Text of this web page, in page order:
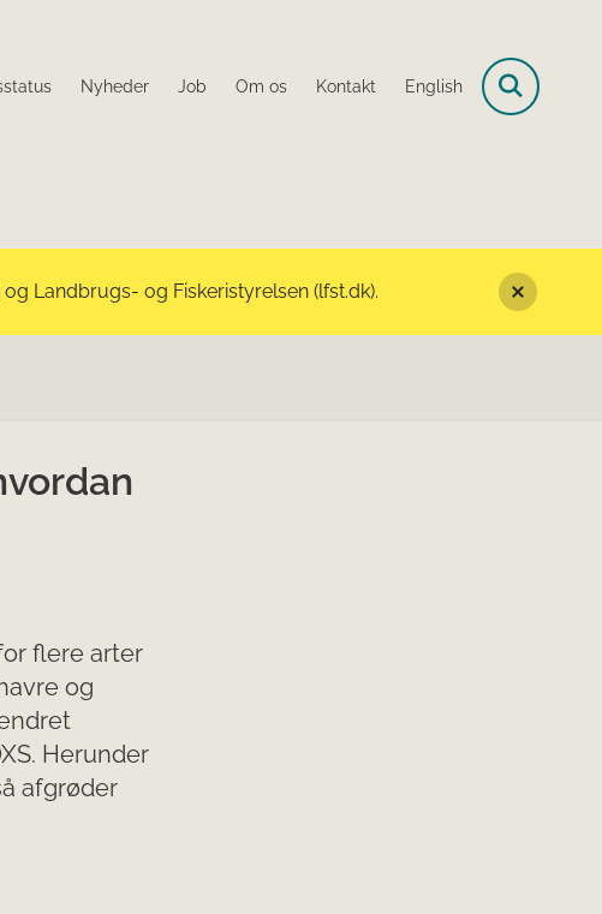
Nyheder Job Om os Kontakt English
Landbrugs- og Fiskeristyrelsen (lfst.dk).
flere arter
og
Herunder
afgrøder